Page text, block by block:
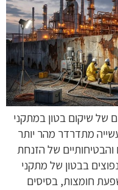
של שיקום בטון במתקני
מתדרדר מהר יותר
והבטיחותיים של הזנחת
בבטון של מתקני
חומצות, בסיסים